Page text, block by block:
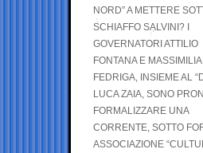
NORD” A METTERE
SCHIAFFO SALVINI? I
GOVERNATORI ATTILIO
FONTANA E
FEDRIGA, INSIEME AL
LUCA ZAIA, SONO
FORMALIZZARE UNA
CORRENTE, SOTTO
ASSOCIAZIONE